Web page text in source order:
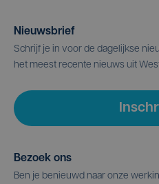
Nieuwsbrief
Schrijf je in voor de dagelijkse
het meest recente nieuws uit
Bezoek ons
Ben je benieuwd naar onze